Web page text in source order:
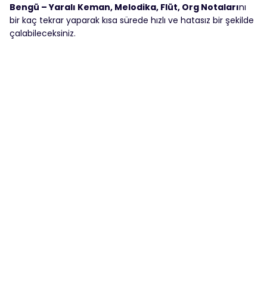
Bengü – Yaralı Keman, Melodika, Flüt, Org Notalarını
bir kaç tekrar yaparak kısa sürede hızlı ve hatasız bir şekilde
çalabileceksiniz.